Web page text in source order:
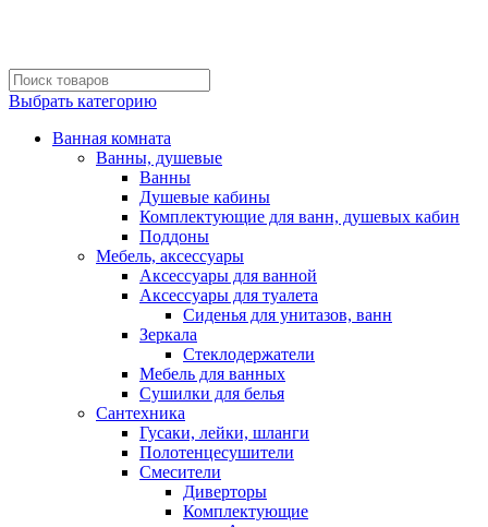
Выбрать категорию
Ванная комната
Ванны, душевые
Ванны
Душевые кабины
Комплектующие для ванн, душевых кабин
Поддоны
Мебель, аксессуары
Аксессуары для ванной
Аксессуары для туалета
Сиденья для унитазов, ванн
Зеркала
Стеклодержатели
Мебель для ванных
Сушилки для белья
Сантехника
Гусаки, лейки, шланги
Полотенцесушители
Смесители
Диверторы
Комплектующие